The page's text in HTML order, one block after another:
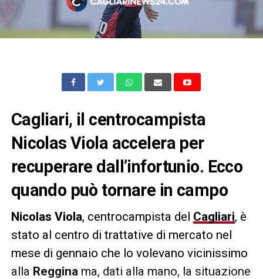
Cagliari, il centrocampista
Nicolas Viola accelera per
recuperare dall’infortunio. Ecco
quando può tornare in campo
Nicolas Viola, centrocampista del Cagliari, è
stato al centro di trattative di mercato nel
mese di gennaio che lo volevano vicinissimo
alla Regginama, dati alla mano, la situazione